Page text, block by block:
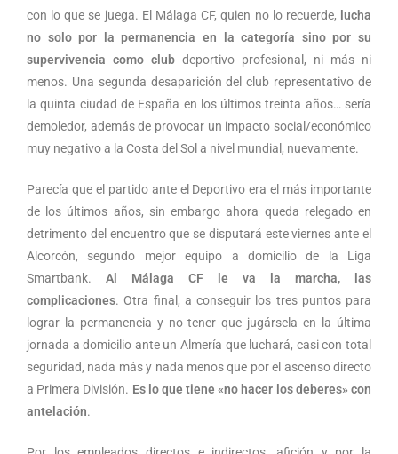
con lo que se juega. El Málaga CF, quien no lo recuerde, lucha
no solo por la permanencia en la categoría sino por su
supervivencia como club deportivo profesional, ni más ni
menos. Una segunda desaparición del club representativo de
la quinta ciudad de España en los últimos treinta años… sería
demoledor, además de provocar un impacto social/económico
muy negativo a la Costa del Sol a nivel mundial, nuevamente.
Parecía que el partido ante el Deportivo era el más importante
de los últimos años, sin embargo ahora queda relegado en
detrimento del encuentro que se disputará este viernes ante el
Alcorcón, segundo mejor equipo a domicilio de la Liga
Smartbank. Al Málaga CF le va la marcha, las
complicaciones. Otra final, a conseguir los tres puntos para
lograr la permanencia y no tener que jugársela en la última
jornada a domicilio ante un Almería que luchará, casi con total
seguridad, nada más y nada menos que por el ascenso directo
a Primera División. Es lo que tiene «no hacer los deberes» con
antelación.